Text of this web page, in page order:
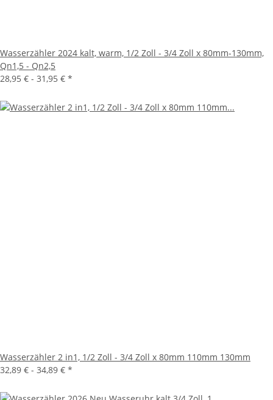
Wasserzähler 2024 kalt, warm, 1/2 Zoll - 3/4 Zoll x 80mm-130mm,
Qn1,5 - Qn2,5
28,95 € - 31,95 € *
Wasserzähler 2 in1, 1/2 Zoll - 3/4 Zoll x 80mm 110mm 130mm
32,89 € - 34,89 € *